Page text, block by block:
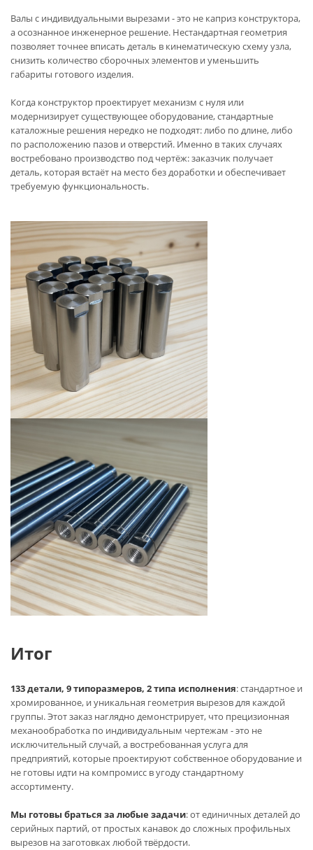
Валы с индивидуальными вырезами - это не каприз конструктора,
а осознанное инженерное решение. Нестандартная геометрия
позволяет точнее вписать деталь в кинематическую схему узла,
снизить количество сборочных элементов и уменьшить
габариты готового изделия.
Когда конструктор проектирует механизм с нуля или
модернизирует существующее оборудование, стандартные
каталожные решения нередко не подходят: либо по длине, либо
по расположению пазов и отверстий. Именно в таких случаях
востребовано производство под чертёж: заказчик получает
деталь, которая встаёт на место без доработки и обеспечивает
требуемую функциональность.
Итог
133 детали, 9 типоразмеров, 2 типа исполнения: стандартное и
хромированное, и уникальная геометрия вырезов для каждой
группы. Этот заказ наглядно демонстрирует, что прецизионная
механообработка по индивидуальным чертежам - это не
исключительный случай, а востребованная услуга для
предприятий, которые проектируют собственное оборудование и
не готовы идти на компромисс в угоду стандартному
ассортименту.
Мы готовы браться за любые задачи: от единичных деталей до
серийных партий, от простых канавок до сложных профильных
вырезов на заготовках любой твёрдости.